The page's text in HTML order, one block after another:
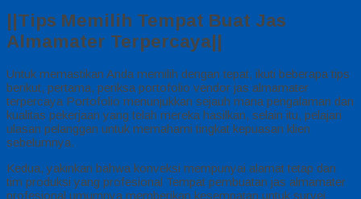
||Tips Memilih Tempat Buat Jas
Almamater Terpercaya||
Untuk memastikan Anda memilih dengan tepat, ikuti beberapa tips
berikut, pertama, periksa portofolio vendor jas almamater
terpercaya Portofolio menunjukkan sejauh mana pengalaman dan
kualitas pekerjaan yang telah mereka hasilkan, selain itu, pelajari
ulasan pelanggan untuk memahami tingkat kepuasan klien
sebelumnya.
Kedua, yakinkan bahwa konveksi mempunyai alamat tetap dan
tim produksi yang profesional Tempat pembuatan jas almamater
profesional umumnya memberikan kesempatan untuk survei